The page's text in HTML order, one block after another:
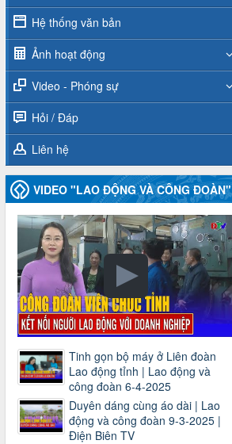
Hệ thống văn bản
Ảnh hoạt động
Video - Phóng sự
Hỏi / Đáp
Liên hệ
VIDEO "LAO ĐỘNG VÀ CÔNG ĐOÀN"
Tinh gọn bộ máy ở Liên đoàn
Lao động tỉnh | Lao động và
công đoàn 6-4-2025
Duyên dáng cùng áo dài | Lao
động và công đoàn 9-3-2025 |
Điện Biên TV